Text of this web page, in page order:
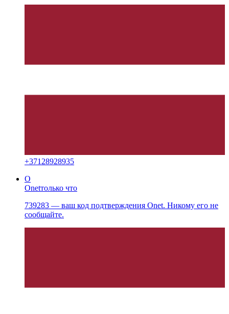
+37128928935
O
Onetтолько что
739283 — ваш код подтверждения Onet. Никому его не
сообщайте.